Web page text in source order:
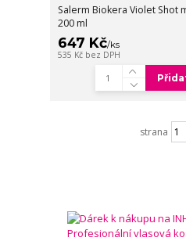
Salerm Biokera Violet Shot
200 ml
647 Kč/ks
535 Kč bez DPH
strana